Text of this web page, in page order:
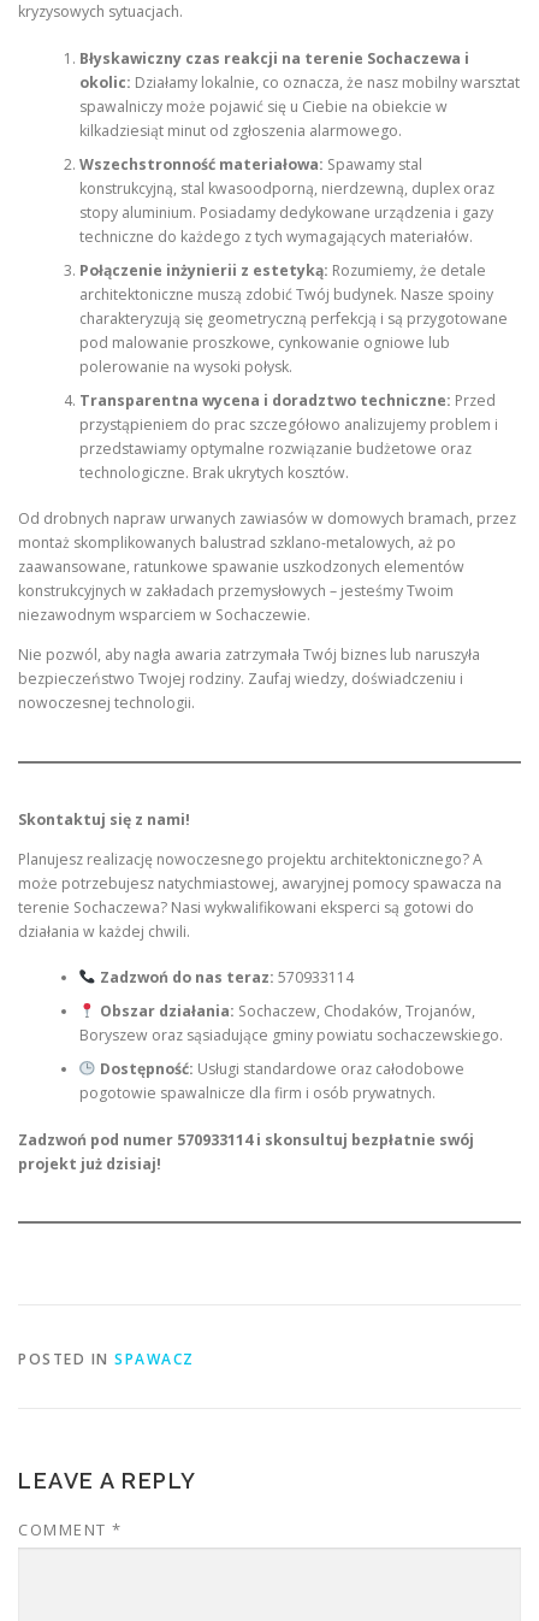
kryzysowych sytuacjach.
Błyskawiczny czas reakcji na terenie Sochaczewa i
okolic: Działamy lokalnie, co oznacza, że nasz mobilny warsztat
spawalniczy może pojawić się u Ciebie na obiekcie w
kilkadziesiąt minut od zgłoszenia alarmowego.
Wszechstronność materiałowa: Spawamy stal
konstrukcyjną, stal kwasoodporną, nierdzewną, duplex oraz
stopy aluminium. Posiadamy dedykowane urządzenia i gazy
techniczne do każdego z tych wymagających materiałów.
Połączenie inżynierii z estetyką: Rozumiemy, że detale
architektoniczne muszą zdobić Twój budynek. Nasze spoiny
charakteryzują się geometryczną perfekcją i są przygotowane
pod malowanie proszkowe, cynkowanie ogniowe lub
polerowanie na wysoki połysk.
Transparentna wycena i doradztwo techniczne: Przed
przystąpieniem do prac szczegółowo analizujemy problem i
przedstawiamy optymalne rozwiązanie budżetowe oraz
technologiczne. Brak ukrytych kosztów.
Od drobnych napraw urwanych zawiasów w domowych bramach, przez
montaż skomplikowanych balustrad szklano-metalowych, aż po
zaawansowane, ratunkowe spawanie uszkodzonych elementów
konstrukcyjnych w zakładach przemysłowych – jesteśmy Twoim
niezawodnym wsparciem w Sochaczewie.
Nie pozwól, aby nagła awaria zatrzymała Twój biznes lub naruszyła
bezpieczeństwo Twojej rodziny. Zaufaj wiedzy, doświadczeniu i
nowoczesnej technologii.
Skontaktuj się z nami!
Planujesz realizację nowoczesnego projektu architektonicznego? A
może potrzebujesz natychmiastowej, awaryjnej pomocy spawacza na
terenie Sochaczewa? Nasi wykwalifikowani eksperci są gotowi do
działania w każdej chwili.
Zadzwoń do nas teraz: 570933114
Obszar działania: Sochaczew, Chodaków, Trojanów,
Boryszew oraz sąsiadujące gminy powiatu sochaczewskiego.
Dostępność: Usługi standardowe oraz całodobowe
pogotowie spawalnicze dla firm i osób prywatnych.
Zadzwoń pod numer 570933114 i skonsultuj bezpłatnie swój
projekt już dzisiaj!
POSTED IN SPAWACZ
LEAVE A REPLY
COMMENT *